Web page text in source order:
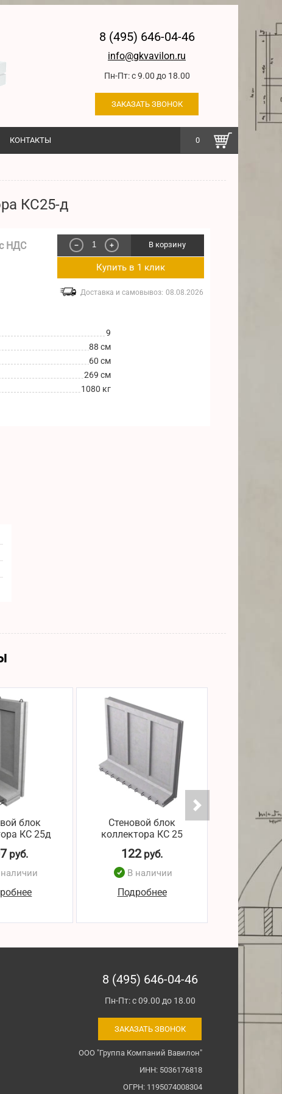
8 (495) 646-04-46
info@gkvavilon.ru
Пн-Пт: с 9.00 до 18.00
ЗАКАЗАТЬ ЗВОНОК
0
КОНТАКТЫ
КС25-д
с НДС − + В корзину
Купить в 1 клик
Доставка и самовывоз: 08.08.2026
9
88 см
60 см
269 см
1080 кг
блок
КС 25д
руб.
Стеновой блок
коллектора КС 25
122руб.
В наличии
Подробнее
120
В
8 (495) 646-04-46
Пн-Пт: с 09.00 до 18.00
ЗАКАЗАТЬ ЗВОНОК
ООО "Группа Компаний Вавилон"
ИНН: 5036176818
ОГРН: 1195074008304